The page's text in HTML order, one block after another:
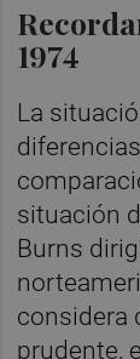
1974
La
situación
Burns
considera
prudente,